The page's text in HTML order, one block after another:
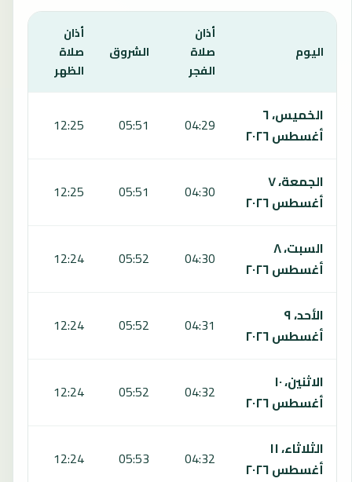
اليوم
أذان
صلاة
الفجر
الشروق
أذان
صلاة
الظهر
الخميس، ٦
أغسطس ٢٠٢٦
04:29
05:51
12:25
الجمعة، ٧
أغسطس ٢٠٢٦
04:30
05:51
12:25
السبت، ٨
أغسطس ٢٠٢٦
04:30
05:52
12:24
الأحد، ٩
أغسطس ٢٠٢٦
04:31
05:52
12:24
الاثنين، ١٠
أغسطس ٢٠٢٦
04:32
05:52
12:24
الثلاثاء، ١١
أغسطس ٢٠٢٦
04:32
05:53
12:24